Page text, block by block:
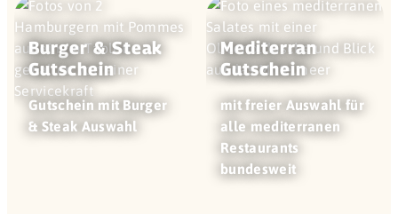
Burger & Steak
Gutschein
Gutschein mit Burger
& Steak Auswahl
Mediterran
Gutschein
mit freier Auswahl für
alle mediterranen
Restaurants
bundesweit